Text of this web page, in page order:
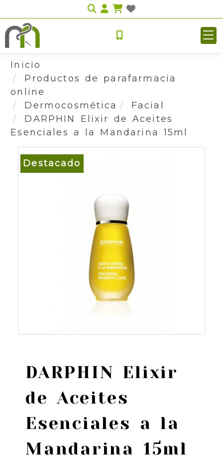
Identifícate
Inicio
Productos de parafarmacia
online
Dermocosmética
Facial
DARPHIN Elixir de Aceites
Esenciales a la Mandarina 15ml
Destacado
DARPHIN Elixir
de Aceites
Esenciales a la
Mandarina 15ml